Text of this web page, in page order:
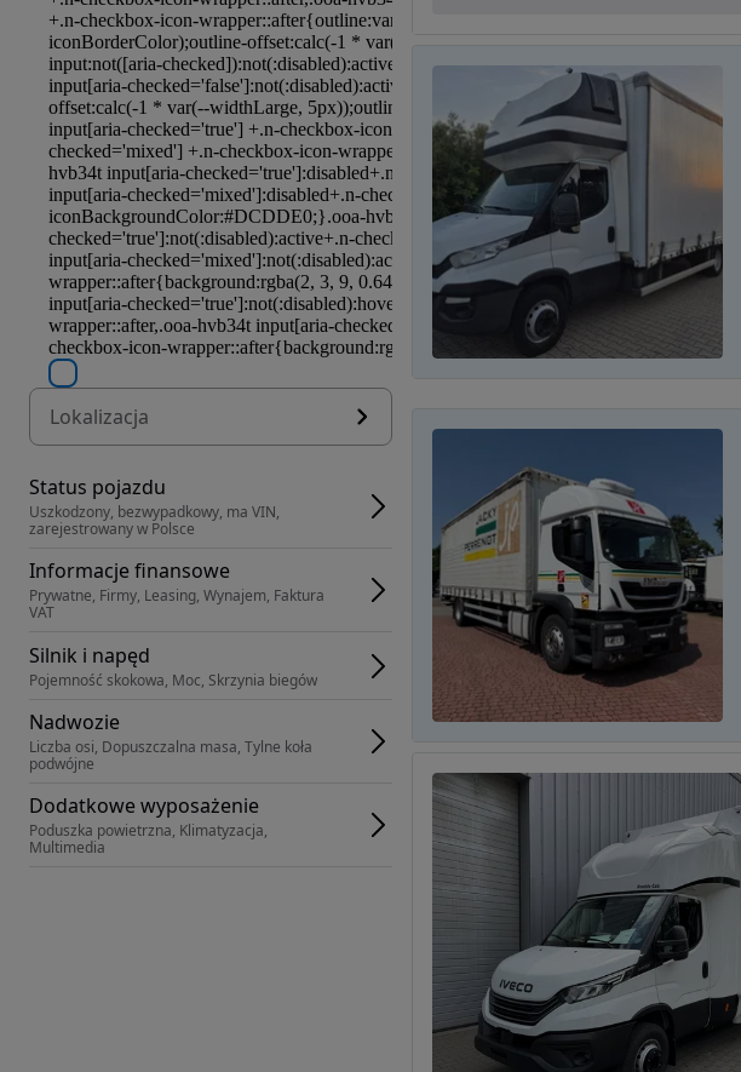
Lokalizacja
Status pojazdu
Uszkodzony, bezwypadkowy, ma VIN,
zarejestrowany w Polsce
Informacje finansowe
Prywatne, Firmy, Leasing, Wynajem, Faktura
VAT
Silnik i napęd
Pojemność skokowa, Moc, Skrzynia biegów
Nadwozie
Liczba osi, Dopuszczalna masa, Tylne koła
podwójne
Dodatkowe wyposażenie
Poduszka powietrzna, Klimatyzacja,
Multimedia